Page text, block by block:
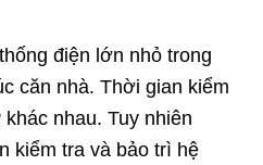
điện lớn nhỏ trong
căn nhà. Thời gian kiểm
nhau. Tuy nhiên
kiểm tra và bảo trì hệ